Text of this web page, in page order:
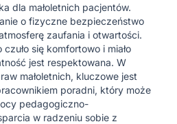
dla małoletnich pacjentów.
o fizyczne bezpieczeństwo
zaufania i otwartości.
się komfortowo i miało
jest respektowana. W
małoletnich, kluczowe jest
poradni, który może
pedagogiczno-
w radzeniu sobie z